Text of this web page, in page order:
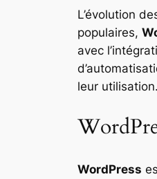
L’évolution
populaires,
avec
leur utilisation.
WordPress